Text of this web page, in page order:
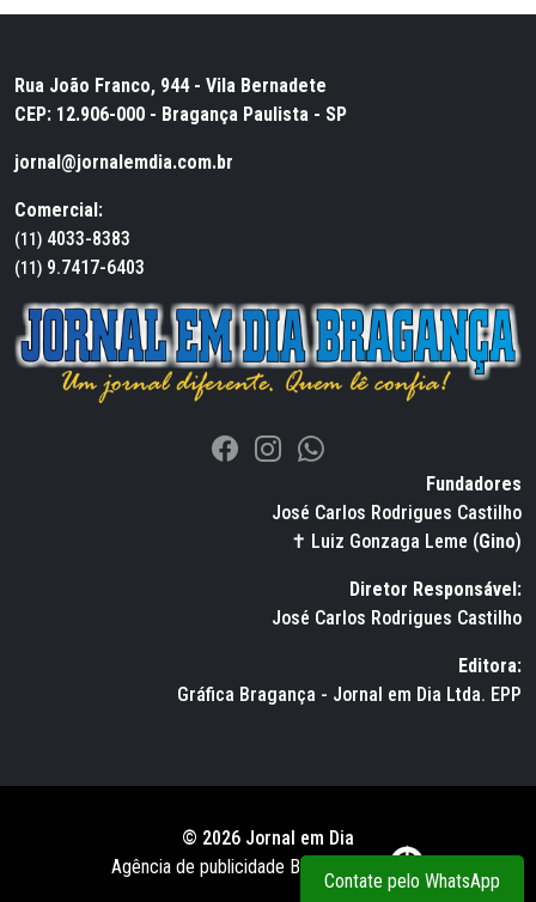
Rua João Franco, 944 - Vila Bernadete
CEP: 12.906-000 - Bragança Paulista - SP
jornal@jornalemdia.com.br
Comercial:
(11) 4033-8383
(11) 9.7417-6403
Fundadores
José Carlos Rodrigues Castilho
✝ Luiz Gonzaga Leme (Gino)
Diretor Responsável:
José Carlos Rodrigues Castilho
Editora:
Gráfica Bragança - Jornal em Dia Ltda. EPP
© 2026 Jornal em Dia
Agência de publicidade BWS RUSSO
Contate pelo WhatsApp